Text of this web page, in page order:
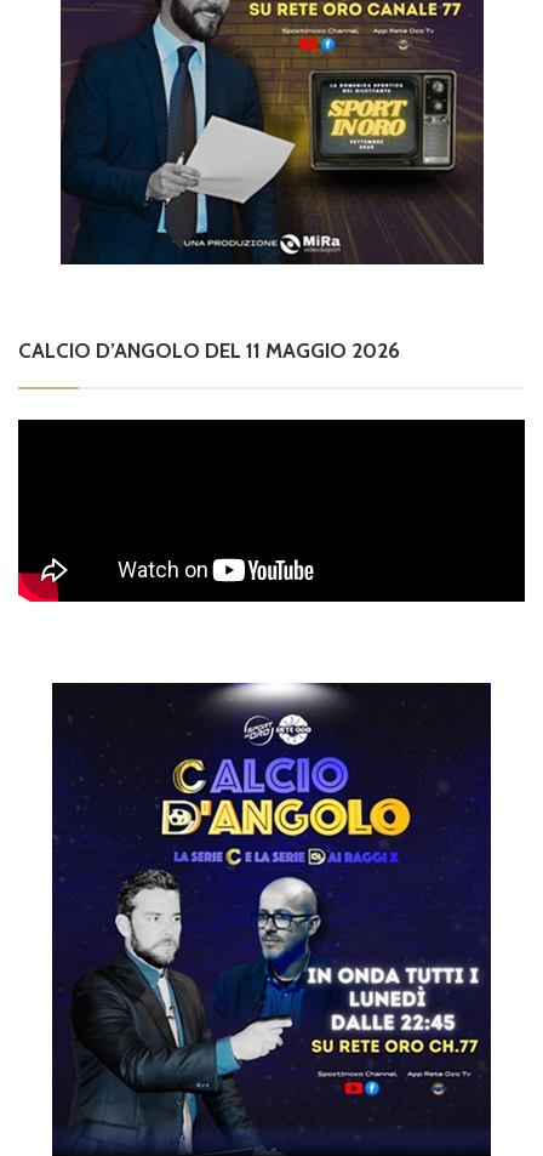
CALCIO D’ANGOLO DEL 11 MAGGIO 2026